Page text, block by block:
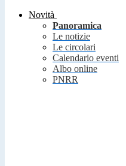
Novità
Panoramica
Le notizie
Le circolari
Calendario eventi
Albo online
PNRR